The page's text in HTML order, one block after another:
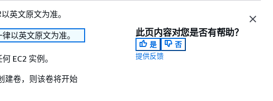
英文原文为准。
以英文原文为准。
EC2 实例。
建卷，则该卷将开始
此页内容对您是否有帮助？
是
否
提供反馈